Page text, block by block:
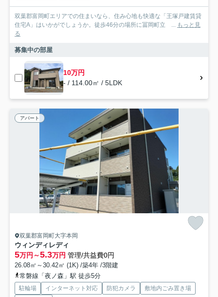
双葉郡富岡町エリアでの住まいなら、住み心地も快適な「王塚戸建賃貸
住宅A」はいかがでしょうか。徒歩46分の場所に冨岡町立 ... もっと見
る
募集中の部屋
10万円
- / 114.00㎡ / 5LDK
アパート
双葉郡富岡町大字本岡
ウィンディレディ
5万円～5.3万円 管理/共益費0円
26.08㎡～30.42㎡ (1K) /築4年 /3階建
常磐線「夜ノ森」駅 徒歩5分
駐輪場 インターネット対応 防犯カメラ
敷地内ごみ置き場